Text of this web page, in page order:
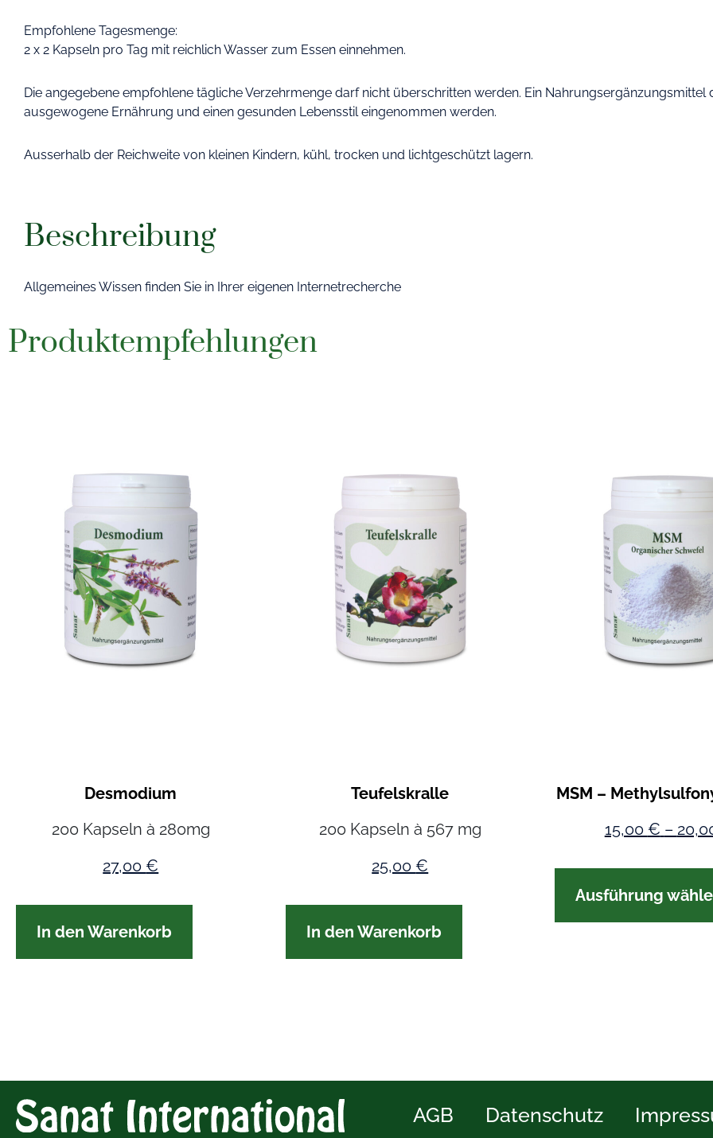
Empfohlene Tagesmenge:
2 x 2 Kapseln pro Tag mit reichlich Wasser zum Essen einnehmen.
Die angegebene empfohlene tägliche Verzehrmenge darf nicht überschritten werden. Ein
ausgewogene Ernährung und einen gesunden Lebensstil eingenommen werden.
Ausserhalb der Reichweite von kleinen Kindern, kühl, trocken und lichtgeschützt lagern.
Beschreibung
Allgemeines Wissen finden Sie in Ihrer eigenen Internetrecherche
Produktempfehlungen
Desmodium
200 Kapseln à 280mg
27,00€
In den Warenkorb
Teufelskralle
200 Kapseln à 567 mg
25,00€
In den Warenkorb
MSM –
15,00 € –
Ausführung
AGB Datenschutz